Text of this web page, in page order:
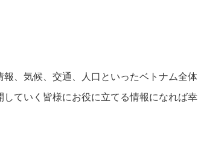
、気候、交通、人口といったベトナム全体
ていく皆様にお役に立てる情報になれば幸